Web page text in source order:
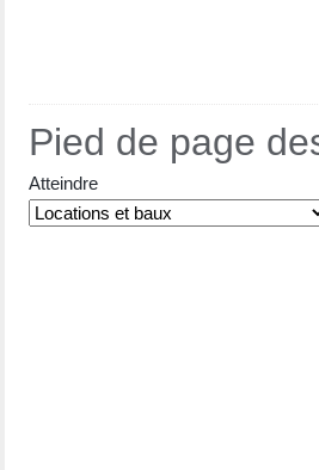
Pied de page
Atteindre